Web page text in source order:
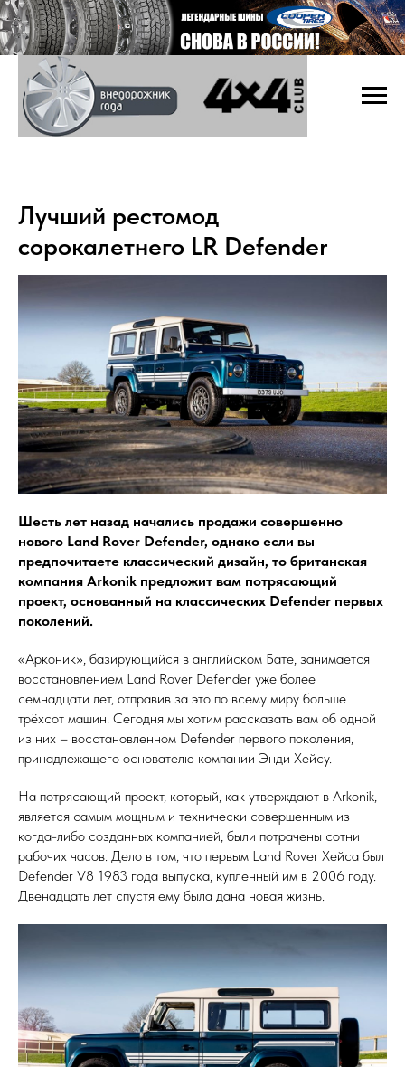
Лучший рестомод
сорокалетнего LR Defender
Шесть лет назад начались продажи совершенно
нового Land Rover Defender, однако если вы
предпочитаете классический дизайн, то британская
компания Arkonik предложит вам потрясающий
проект, основанный на классических Defender первых
поколений.
«Арконик», базирующийся в английском Бате, занимается
восстановлением Land Rover Defender уже более
семнадцати лет, отправив за это по всему миру больше
трёхсот машин. Сегодня мы хотим рассказать вам об одной
из них – восстановленном Defender первого поколения,
принадлежащего основателю компании Энди Хейсу.
На потрясающий проект, который, как утверждают в Arkonik,
является самым мощным и технически совершенным из
когда-либо созданных компанией, были потрачены сотни
рабочих часов. Дело в том, что первым Land Rover Хейса был
Defender V8 1983 года выпуска, купленный им в 2006 году.
Двенадцать лет спустя ему была дана новая жизнь.